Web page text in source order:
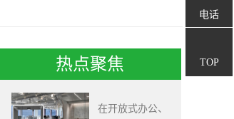
热点聚焦
在开放式办公、
电话
TOP